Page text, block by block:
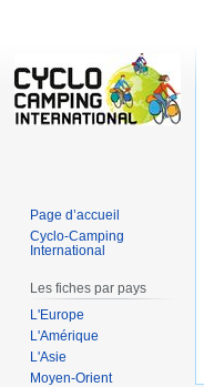
Page d’accueil
Cyclo-Camping
International
Les fiches par pays
L'Europe
L'Amérique
L'Asie
Moyen-Orient